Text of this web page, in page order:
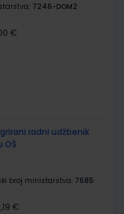
7246-DOM2
€
radni udžbenik
OŠ
broj ministarstva: 7685
€